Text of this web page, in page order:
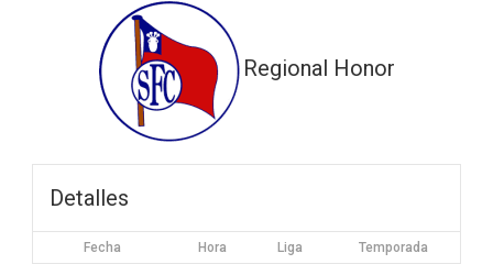
Regional Honor
Detalles
Fecha Hora Liga Temporada